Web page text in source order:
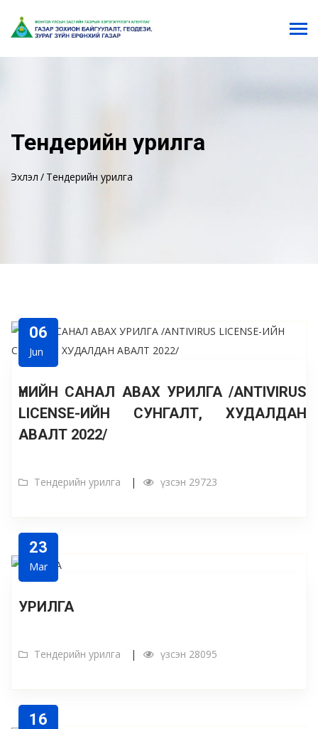
Тендерийн урилга
Эхлэл Тендерийн урилга
06
Jun
ҮНИЙН САНАЛ АВАХ УРИЛГА /ANTIVIRUS
LICENSE-ИЙН СУНГАЛТ, ХУДАЛДАН
АВАЛТ 2022/
Тендерийн урилга үзсэн 29723
23
Mar
УРИЛГА
Тендерийн урилга үзсэн 28095
16